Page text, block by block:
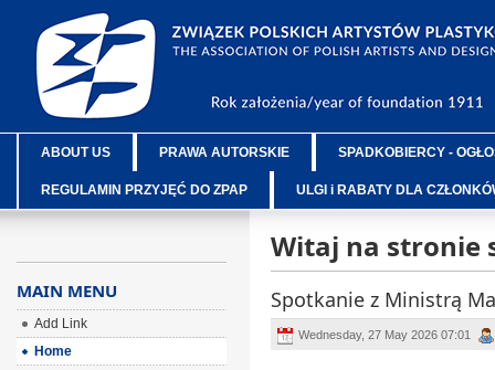
ABOUT US PRAWA AUTORSKIE SPADKOBIERCY -
REGULAMIN PRZYJĘĆ DO ZPAP ULGI i RABATY DLA
Witaj na stronie
Spotkanie z Ministrą
Wednesday, 27 May 2026 07:01
MAIN MENU
Add Link
Home